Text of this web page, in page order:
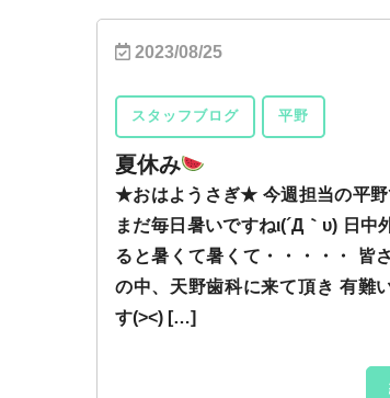
2023/08/25
スタッフブログ 平野
夏休み
★おはようさぎ★ 今週担当の平野
まだ毎日暑いですねι(´Д｀υ) 日中
ると暑くて暑くて・・・・・ 皆
の中、天野歯科に来て頂き 有難
す(><) […]